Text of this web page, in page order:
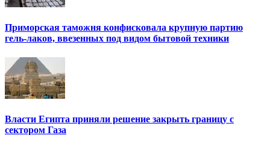
Приморская таможня конфисковала крупную партию
гель-лаков, ввезенных под видом бытовой техники
Власти Египта приняли решение закрыть границу с
сектором Газа